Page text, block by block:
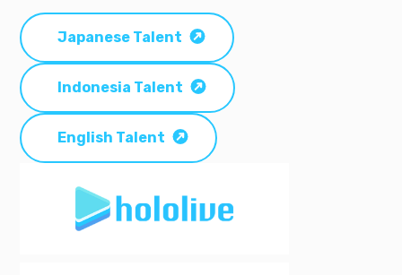
Japanese Talent
Indonesia Talent
English Talent